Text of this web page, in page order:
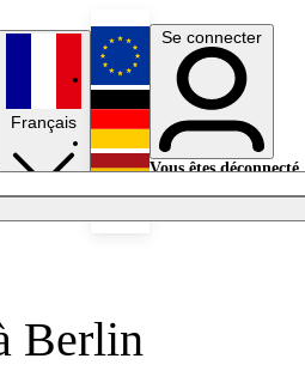
Français
English
Deutsch
Se connecter
Vous êtes déconnecté.
Berlin